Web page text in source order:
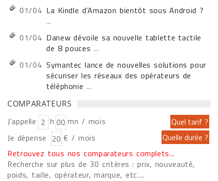
01/04 La Kindle d’Amazon bientôt sous Android ?
...
01/04 Danew dévoile sa nouvelle tablette tactile
de 8 pouces ...
01/04 Symantec lance de nouvelles solutions pour
sécuriser les réseaux des opérateurs de
téléphonie ...
COMPARATEURS
J'appelle h
mn / mois
Je dépense
€ / mois
Retrouvez tous nos comparateurs complets...
Recherche sur plus de 30 critères : prix, nouveauté,
poids, taille, opérateur, marque, etc....